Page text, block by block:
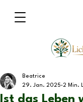
Ist das Leben
Beatrice
29. Jan. 2025 2 Min.